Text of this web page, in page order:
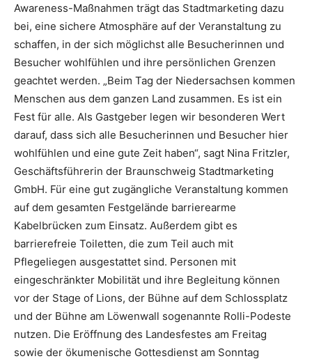
Awareness-Maßnahmen trägt das Stadtmarketing dazu
bei, eine sichere Atmosphäre auf der Veranstaltung zu
schaffen, in der sich möglichst alle Besucherinnen und
Besucher wohlfühlen und ihre persönlichen Grenzen
geachtet werden. „Beim Tag der Niedersachsen kommen
Menschen aus dem ganzen Land zusammen. Es ist ein
Fest für alle. Als Gastgeber legen wir besonderen Wert
darauf, dass sich alle Besucherinnen und Besucher hier
wohlfühlen und eine gute Zeit haben“, sagt Nina Fritzler,
Geschäftsführerin der Braunschweig Stadtmarketing
GmbH. Für eine gut zugängliche Veranstaltung kommen
auf dem gesamten Festgelände barrierearme
Kabelbrücken zum Einsatz. Außerdem gibt es
barrierefreie Toiletten, die zum Teil auch mit
Pflegeliegen ausgestattet sind. Personen mit
eingeschränkter Mobilität und ihre Begleitung können
vor der Stage of Lions, der Bühne auf dem Schlossplatz
und der Bühne am Löwenwall sogenannte Rolli-Podeste
nutzen. Die Eröffnung des Landesfestes am Freitag
sowie der ökumenische Gottesdienst am Sonntag